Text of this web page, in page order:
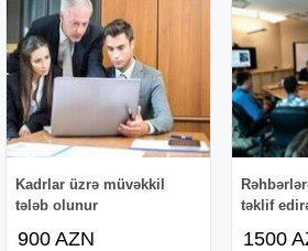
Kadrlar üzrə müvəkkil
tələb olunur
900 AZN
təklif
1500